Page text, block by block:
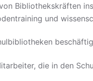
Bibliothekskräften
und
die in den